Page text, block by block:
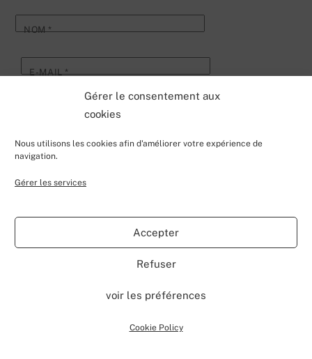
Gérer le consentement aux
cookies
Nous utilisons les cookies afin d'améliorer votre expérience de
navigation.
Gérer les services
Accepter
Refuser
voir les préférences
Cookie Policy
NOM*
E-MAIL*
Ce site utilise Akismet pour réduire les indésirables.
commentaires sont traitées.